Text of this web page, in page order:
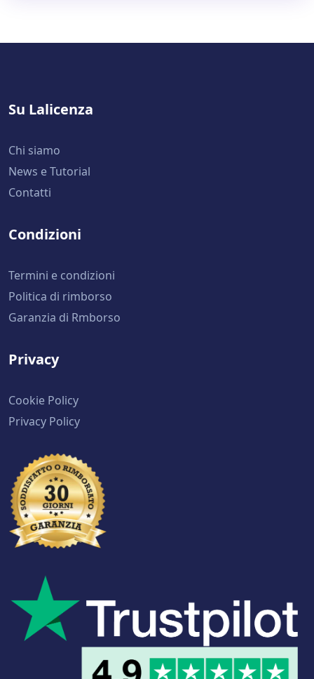
Su Lalicenza
Chi siamo
News e Tutorial
Contatti
Condizioni
Termini e condizioni
Politica di rimborso
Garanzia di Rmborso
Privacy
Cookie Policy
Privacy Policy